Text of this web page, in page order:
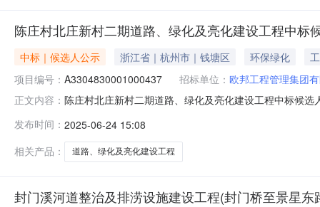
陈庄村北庄新村二期道路、绿化及亮化建设工程中标
中标｜候选人公示 浙江省｜杭州市｜钱塘区 环保绿化
项目编号： A3304830001000437 招标单位： 欧邦工程管理集团
正文内容： 陈庄村北庄新村二期道路、绿化及亮化建设工程中标候
村二期混凝土道路、房前屋后稻场硬化、侧石、雨水口
桐升建设有限公司中标候选人排序第
发布时间： 2025-06-24 15:08
相关产品：
道路、绿化及亮化建设工程
封门溪河道整治及排涝设施建设工程(封门桥至景星